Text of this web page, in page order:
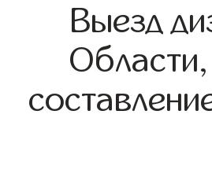
Выезд